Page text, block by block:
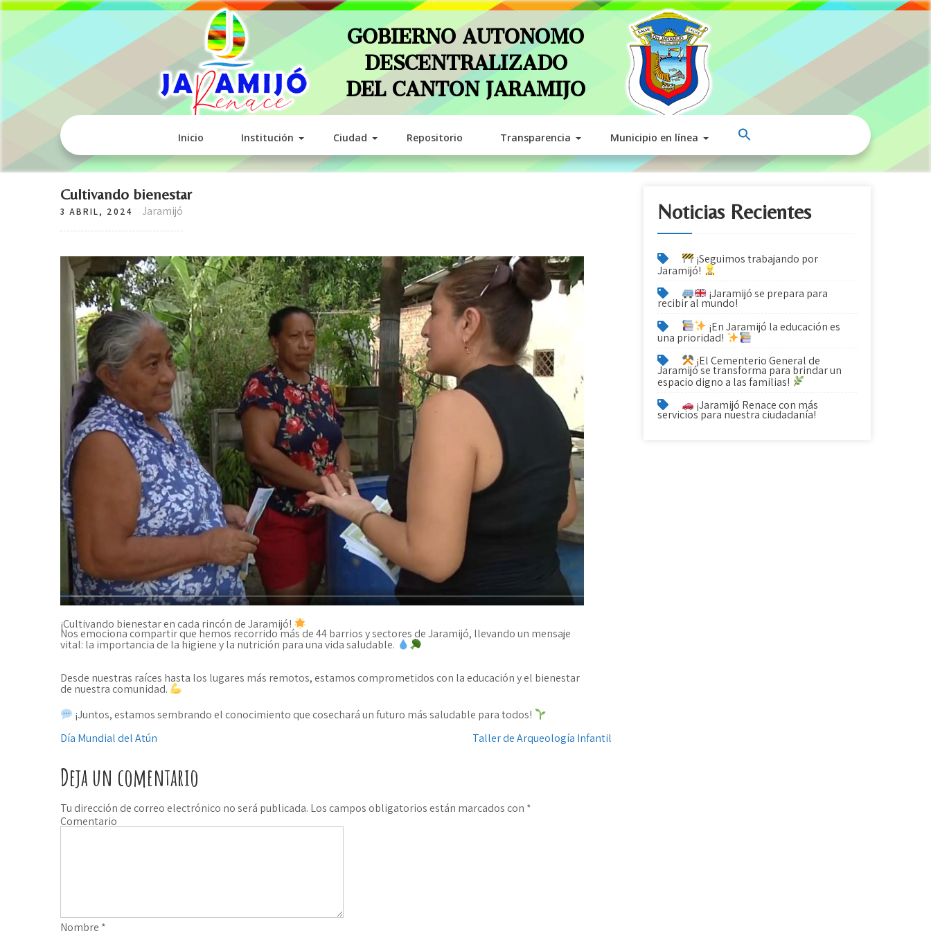
GOBIERNO AUTONOMO
DESCENTRALIZADO
DEL CANTON JARAMIJO
Inicio Institución Ciudad Repositorio Transparencia Municipio en línea
Cultivando bienestar
3 ABRIL, 2024 Jaramijó
¡Cultivando bienestar en cada rincón de Jaramijó!
Nos emociona compartir que hemos recorrido más de 44 barrios y sectores de Jaramijó, llevando un mensaje
vital: la importancia de la higiene y la nutrición para una vida saludable.
Desde nuestras raíces hasta los lugares más remotos, estamos comprometidos con la educación y el bienestar
de nuestra comunidad.
¡Juntos, estamos sembrando el conocimiento que cosechará un futuro más saludable para todos!
N
a
v
e
Día Mundial del Atún Taller de Arqueología Infantil
Deja un comentario
Tu dirección de correo electrónico no será publicada. Los campos obligatorios están marcados con *
Comentario
Nombre *
Noticias Recientes
¡Seguimos trabajando por
Jaramijó!
¡Jaramijó se prepara para
recibir al mundo!
¡En Jaramijó la educación es
una prioridad!
¡El Cementerio General de
Jaramijó se transforma para brindar un
espacio digno a las familias!
¡Jaramijó Renace con más
servicios para nuestra ciudadanía!